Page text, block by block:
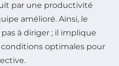
par une productivité
amélioré. Ainsi, le
à diriger ; il implique
optimales pour